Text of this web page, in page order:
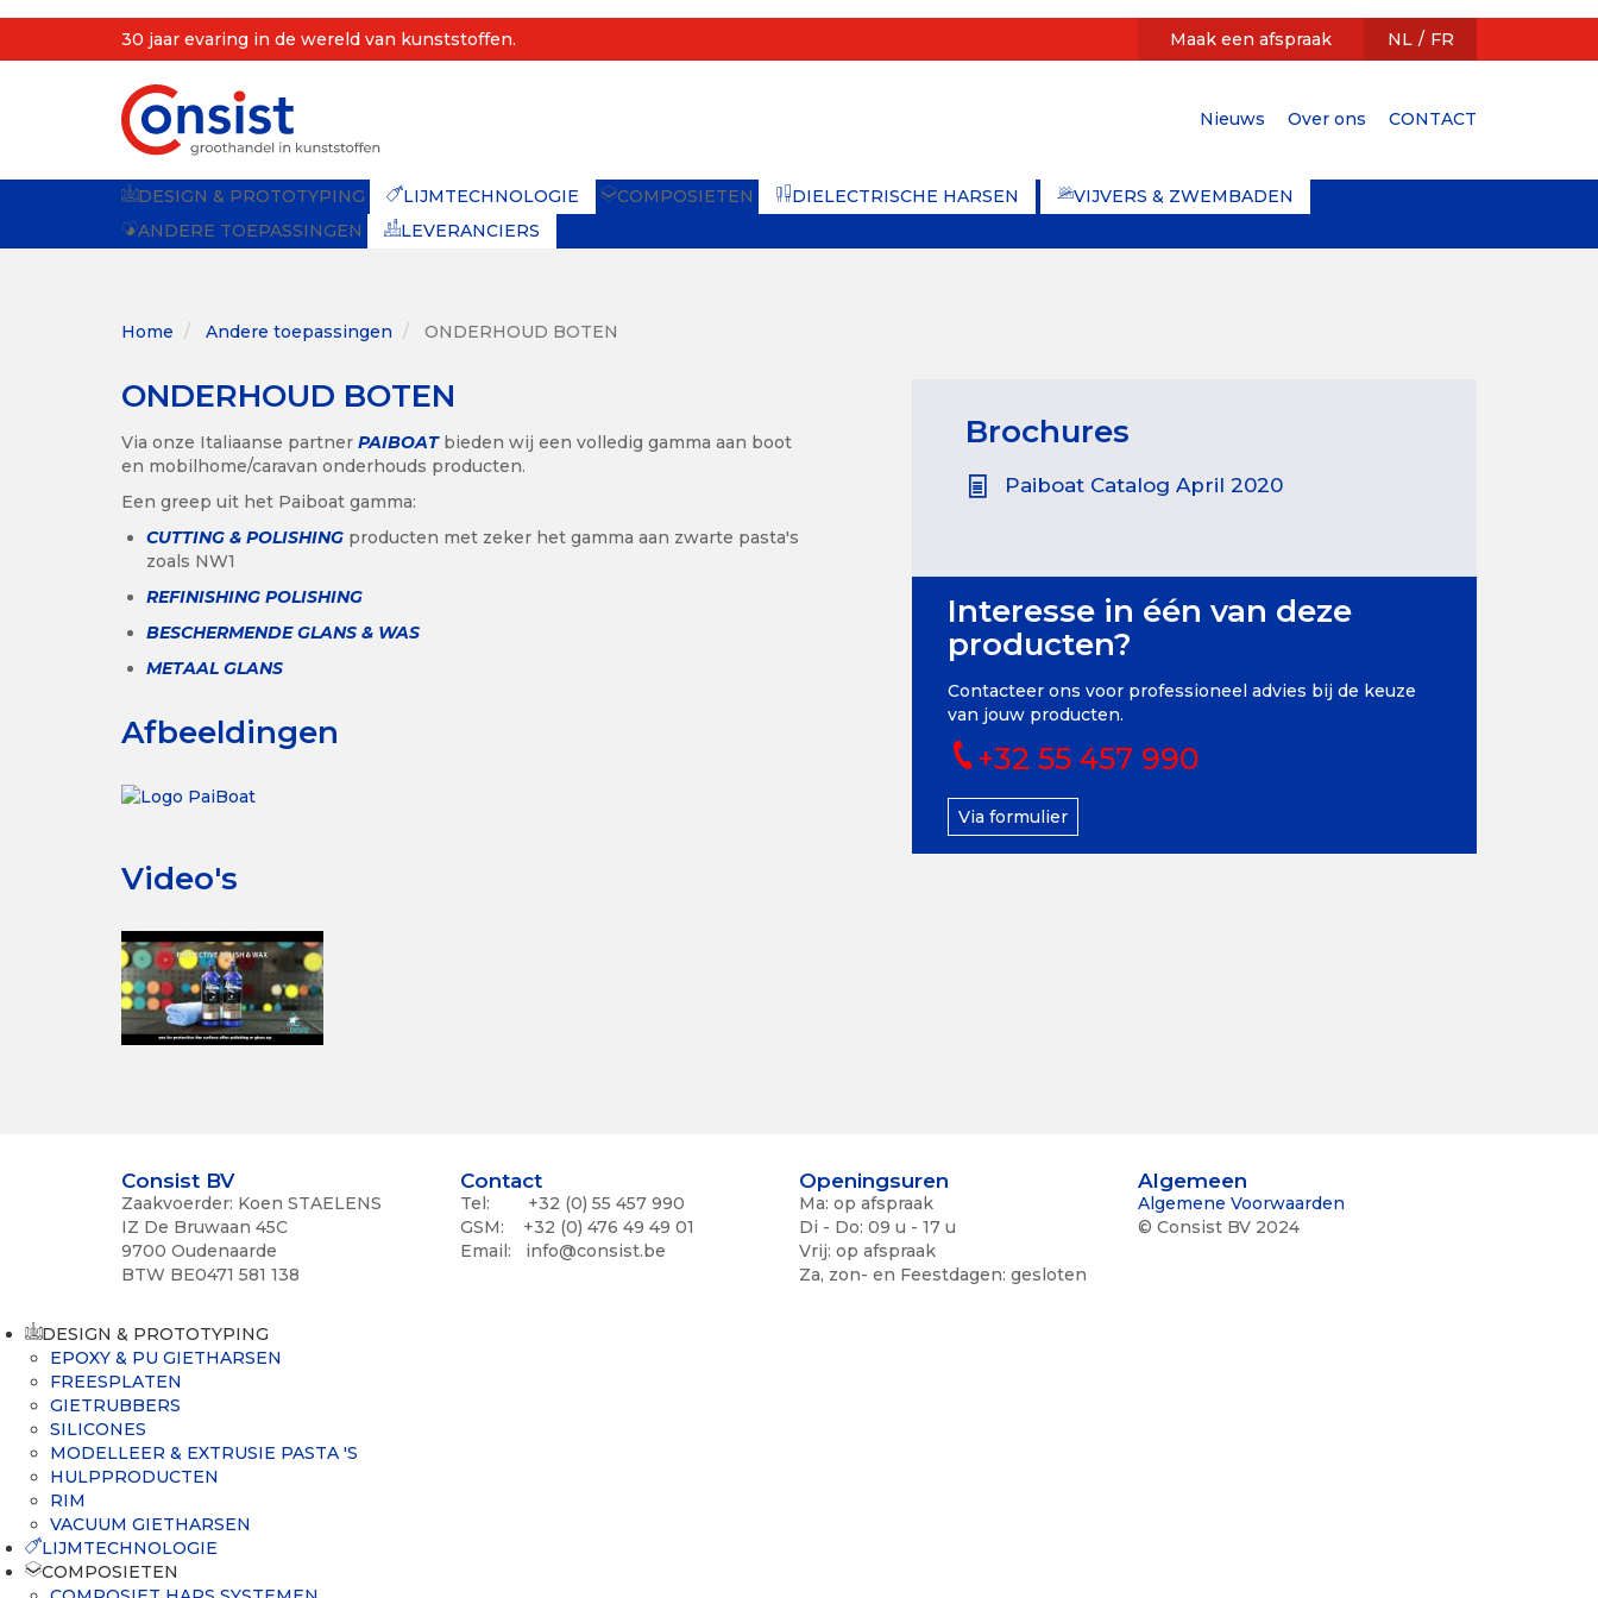
30 jaar evaring in de wereld van kunststoffen. Maak een afspraak NL FR
menu
Nieuws Over ons CONTACT
DESIGN & PROTOTYPING LIJMTECHNOLOGIE COMPOSIETEN DIELECTRISCHE HARSEN
VIJVERS & ZWEMBADEN
ANDERE TOEPASSINGEN
LEVERANCIERS
Home Andere toepassingen ONDERHOUD BOTEN
ONDERHOUD BOTEN
Via onze Italiaanse partner PAIBOATbieden wij een volledig gamma aan boot
en mobilhome/caravan onderhouds producten.
Een greep uit het Paiboat gamma:
CUTTING & POLISHING producten met zeker het gamma aan zwarte pasta's
zoals NW1
REFINISHING POLISHING
BESCHERMENDE GLANS & WAS
METAAL GLANS
Afbeeldingen
Video's
Brochures
Paiboat Catalog April 2020
Interesse in één van deze
producten?
Contacteer ons voor professioneel advies bij de keuze
van jouw producten.
+32 55 457 990
Via formulier
Consist BV
Zaakvoerder: Koen STAELENS
IZ De Bruwaan 45C
9700 Oudenaarde
BTW BE0471 581 138
Contact
Tel: +32 (0) 55 457 990
GSM: +32 (0) 476 49 49 01
Email: info@consist.be
Openingsuren
Ma: op afspraak
Di - Do: 09 u - 17 u
Vrij: op afspraak
Za, zon- en Feestdagen: gesloten
Algemeen
Algemene Voorwaarden
© Consist BV 2024
DESIGN & PROTOTYPING
EPOXY & PU GIETHARSEN
FREESPLATEN
GIETRUBBERS
SILICONES
MODELLEER & EXTRUSIE PASTA 'S
HULPPRODUCTEN
RIM
VACUUM GIETHARSEN
LIJMTECHNOLOGIE
COMPOSIETEN